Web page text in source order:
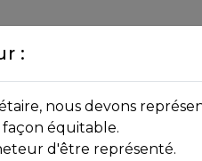
:
nous devons
équitable.
d'être représenté.